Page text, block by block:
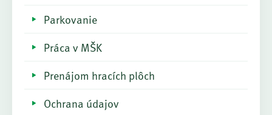
Parkovanie
Práca v MŠK
Prenájom hracích plôch
Ochrana údajov